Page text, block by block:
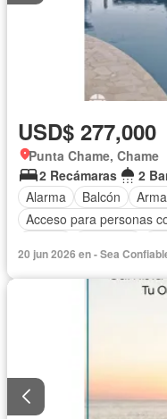
USD$ 277,000
Punta Chame, Chame
2 Recámaras
2
Alarma
Balcón
Acceso para personas
Vista panorámica
20 jun 2026 en - Sea